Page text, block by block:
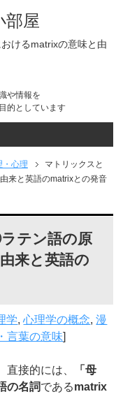
部屋
けるmatrixの意味と由
や情報を
的としています
・心理
マトリックスと
来と英語のmatrixとの発音
テン語の原
来と英語の
学,心理学の概念,漫
言葉の意味]
直接的には、
「母
の名詞であるmatrix